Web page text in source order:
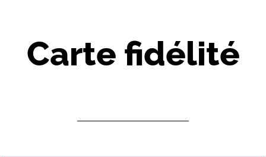
Carte fidélité